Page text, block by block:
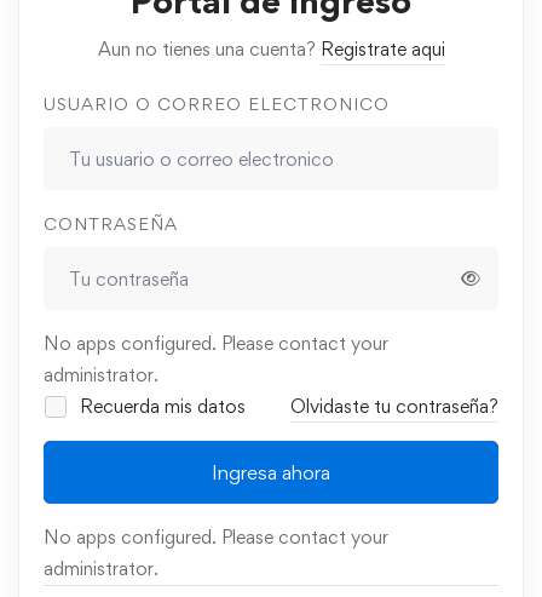
Aun no tienes una cuenta? Registrate aqui
USUARIO O CORREO ELECTRONICO
CONTRASEÑA
No apps configured. Please contact your
administrator.
Recuerda mis datos
Olvidaste tu contraseña?
Ingresa ahora
No apps configured. Please contact your
administrator.